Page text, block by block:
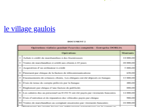
le village gaulois